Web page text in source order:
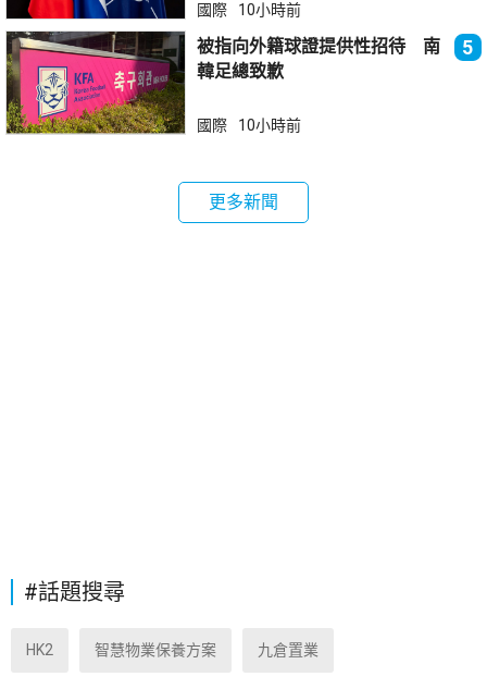
國際 10小時前
被指向外籍球證提供性招待 南
韓足總致歉
5
國際 10小時前
更多新聞
#話題搜尋
HK2 智慧物業保養方案 九倉置業